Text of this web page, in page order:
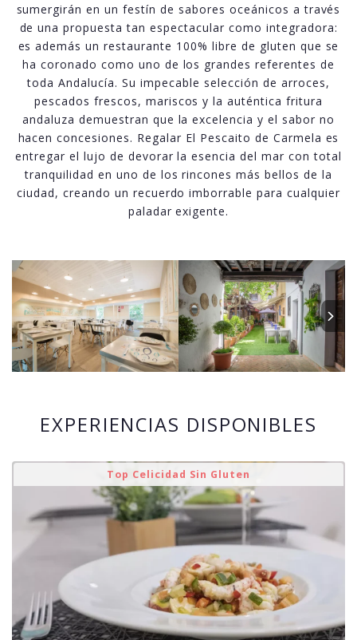
sumergirán en un festín de sabores oceánicos a través
de una propuesta tan espectacular como integradora:
es además un restaurante 100% libre de gluten que se
ha coronado como uno de los grandes referentes de
toda Andalucía. Su impecable selección de arroces,
pescados frescos, mariscos y la auténtica fritura
andaluza demuestran que la excelencia y el sabor no
hacen concesiones. Regalar El Pescaito de Carmela es
entregar el lujo de devorar la esencia del mar con total
tranquilidad en uno de los rincones más bellos de la
ciudad, creando un recuerdo imborrable para cualquier
paladar exigente.
EXPERIENCIAS DISPONIBLES
Top Celicidad Sin Gluten